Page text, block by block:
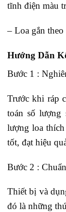
tĩnh điện màu
– Loa gắn
Hướng Dẫn
Bước 1 :
Trước khi ráp
toán số
lượng loa
tốt, đạt hiệu
Bước 2 :
Thiết bị và
đó là những